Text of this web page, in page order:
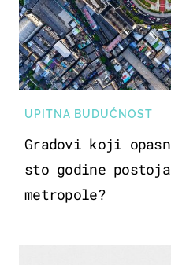
UPITNA BUDUĆNOST
Gradovi koji
sto godine
metropole?